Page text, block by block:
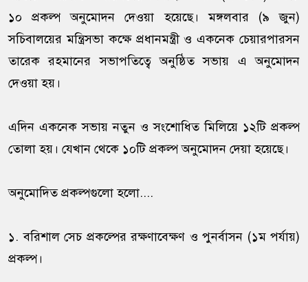
১০ প্রকল্প অনুমোদন দেওয়া হয়েছে। মঙ্গলবার (৯ জুন)
সচিবালয়ের মন্ত্রিসভা কক্ষে প্রধানমন্ত্রী ও একনেক চেয়ারপারসন
তারেক রহমানের সভাপতিত্বে অনুষ্ঠিত সভায় এ অনুমোদন
দেওয়া হয়।
এদিন একনেক সভায় নতুন ও সংশোধিত মিলিয়ে ১২টি প্রকল্প
তোলা হয়। যেখান থেকে ১০টি প্রকল্প অনুমোদন দেয়া হয়েছে।
অনুমোদিত প্রকল্পগুলো হলো....
১. বরিশাল সেচ প্রকল্পের রক্ষণাবেক্ষণ ও পুনর্বাসন (১ম পর্যায়)
প্রকল্প।